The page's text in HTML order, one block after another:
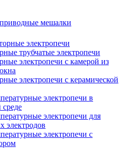
мешалки
электропечи
трубчатые электропечи
электропечи с камерой из
электропечи с керамической
электропечи в
электропечи для
электродов
электропечи с